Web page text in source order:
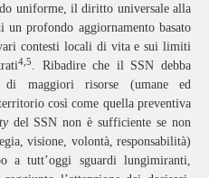
uniforme, il diritto universale alla
un profondo aggiornamento basato
contesti locali di vita e sui limiti
4,5
. Ribadire che il SSN debba
di maggiori risorse (umane ed
così come quella preventiva
del SSN non è sufficiente se non
visione, volontà, responsabilità)
a tutt’oggi sguardi lungimiranti,